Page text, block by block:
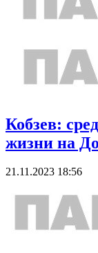
Кобзев:
жизни на
21.11.2023 18:56